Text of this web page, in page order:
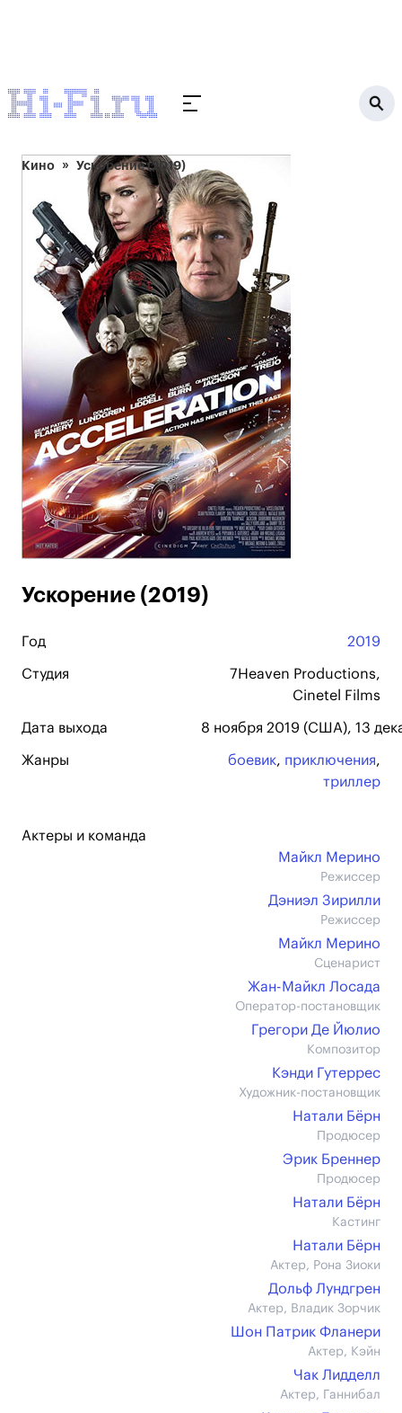
Кино Ускорение (2019)
Ускорение (2019)
Год 2019
Студия
7Heaven Productions,
Cinetel Films
Дата выхода 8 ноября 2019 (США), 13
Жанры боевик, приключения,
триллер
Актеры и команда
Майкл Мерино
Режиссер
Дэниэл Зирилли
Режиссер
Майкл Мерино
Сценарист
Жан-Майкл Лосада
Оператор-постановщик
Грегори Де Йюлио
Композитор
Кэнди Гутеррес
Художник-постановщик
Натали Бёрн
Продюсер
Эрик Бреннер
Продюсер
Натали Бёрн
Кастинг
Натали Бёрн
Актер, Рона Зиоки
Дольф Лундгрен
Актер, Владик Зорчик
Шон Патрик Фланери
Актер, Кэйн
Чак Лидделл
Актер, Ганнибал